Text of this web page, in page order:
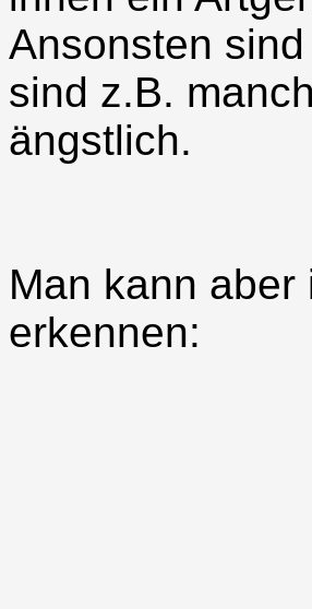
Ansonsten
sind z.B.
ängstlich.
Man kann
erkennen: